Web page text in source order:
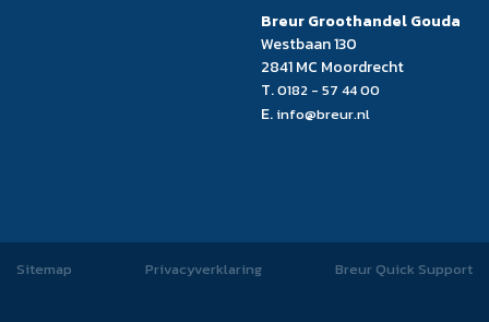
Breur Groothandel Gouda
Westbaan 130
2841 MC Moordrecht
T.0182 - 57 44 00
E. info@breur.nl
Sitemap Privacyverklaring Breur Quick Support